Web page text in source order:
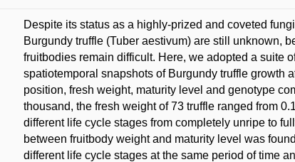
Despite its status as a highly-prized and coveted
Burgundy truffle (Tuber aestivum) are still unknown,
fruitbodies remain difficult. Here, we adopted a suite
spatiotemporal snapshots of Burgundy truffle growth
position, fresh weight, maturity level and genotype
thousand, the fresh weight of 73 truffle ranged from
different life cycle stages from completely unripe to
between fruitbody weight and maturity level was
different life cycle stages at the same period of time